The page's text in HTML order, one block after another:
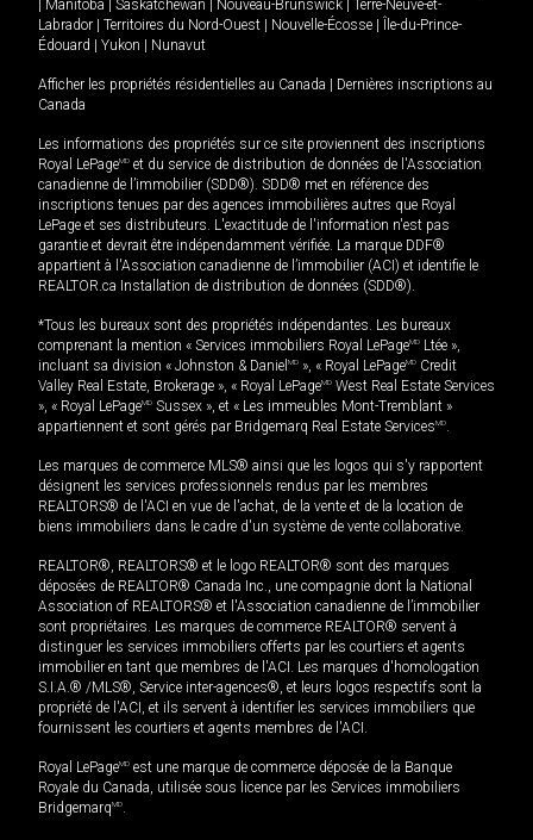
Manitoba Saskatchewan Nouveau-Brunswick
Terre-Neuve-et-
Labrador
Territoires du Nord-Ouest Nouvelle-Écosse
Île-du-Prince-
Édouard
Yukon Nunavut
Afficher les propriétés résidentielles au Canada
Dernières inscriptions au
Canada
Les informations des propriétés sur ce site proviennent des inscriptions
Royal LePageMD et du service de distribution de données de l'Association
canadienne de l’immobilier (SDD®). SDD® met en référence des
inscriptions tenues par des agences immobilières autres que Royal
LePage et ses distributeurs. L'exactitude de l'information n'est pas
garantie et devrait être indépendamment vérifiée. La marque DDF®
appartient à l'Association canadienne de l’immobilier (ACI) et identifie le
REALTOR.ca Installation de distribution de données (SDD®).
*Tous les bureaux sont des propriétés indépendantes. Les bureaux
comprenant la mention « Services immobiliers Royal LePageMD Ltée »,
incluant sa division « Johnston & Daniel MD », « Royal LePageMD Credit
Valley Real Estate, Brokerage », « Royal LePageMD West Real Estate Services
», « Royal LePageMD Sussex », et « Les immeubles Mont-Tremblant »
appartiennent et sont gérés par Bridgemarq Real Estate ServicesMD.
Les marques de commerce MLS® ainsi que les logos qui s'y rapportent
désignent les services professionnels rendus par les membres
REALTORS® de l'ACI en vue de l'achat, de la vente et de la location de
biens immobiliers dans le cadre d'un système de vente collaborative.
REALTOR®, REALTORS® et le logo REALTOR® sont des marques
déposées de REALTOR® Canada Inc., une compagnie dont la National
Association of REALTORS® et l'Association canadienne de l’immobilier
sont propriétaires. Les marques de commerce REALTOR® servent à
distinguer les services immobiliers offerts par les courtiers et agents
immobilier en tant que membres de l'ACI. Les marques d'homologation
S.I.A.® /MLS®, Service inter-agences®, et leurs logos respectifs sont la
propriété de l'ACI, et ils servent à identifier les services immobiliers que
fournissent les courtiers et agents membres de l'ACI.
Royal LePageMD est une marque de commerce déposée de la Banque
Royale du Canada, utilisée sous licence par les Services immobiliers
BridgemarqMD.